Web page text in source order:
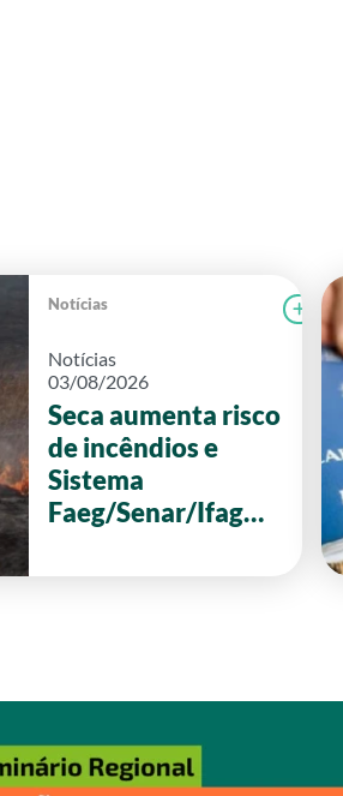
Notícias
Notícias
03/08/2026
Seca aumenta risco
de incêndios e
Sistema
Faeg/Senar/Ifag